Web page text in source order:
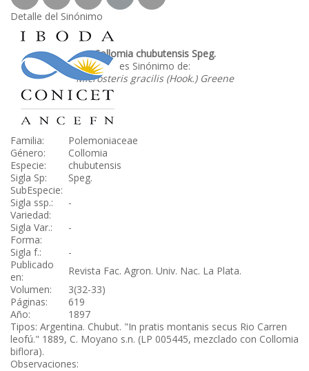
Detalle del Sinónimo
Collomia chubutensis Speg.
es Sinónimo de:
Microsteris gracilis (Hook.) Greene
Familia:
Polemoniaceae
Género:
Collomia
Especie:
chubutensis
Sigla Sp:
Speg.
SubEspecie:
Sigla ssp.:
-
Variedad:
Sigla Var.:
-
Forma:
Sigla f.:
-
Publicado
en:
Revista Fac. Agron. Univ. Nac. La Plata.
Volumen:
3(32-33)
Páginas:
619
Año:
1897
Tipos: Argentina. Chubut. "In pratis montanis secus Rio Carren
leofú." 1889, C. Moyano s.n. (LP 005445, mezclado con Collomia
biflora).
Observaciones: